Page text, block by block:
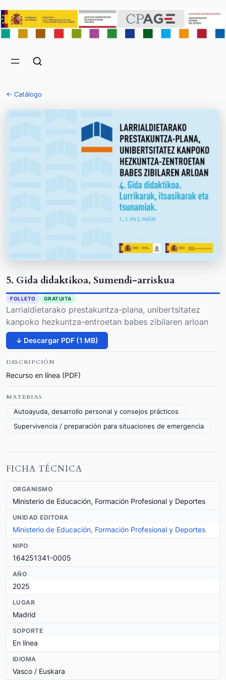
← Catálogo
5. Gida didaktikoa, Sumendi-arriskua
FOLLETO GRATUITA
Larrialdietarako prestakuntza-plana, unibertsitatez
kanpoko hezkuntza-entroetan babes zibilaren arloan
↓ Descargar PDF (1 MB)
DESCRIPCIÓN
Recurso en línea (PDF)
MATERIAS
Autoayuda, desarrollo personal y consejos prácticos
Supervivencia / preparación para situaciones de emergencia
FICHA TÉCNICA
ORGANISMO
Ministerio de Educación, Formación Profesional y Deportes
UNIDAD EDITORA
Ministerio de Educación, Formación Profesional y Deportes
NIPO
164251341-0005
AÑO
2025
LUGAR
Madrid
SOPORTE
En línea
IDIOMA
Vasco / Euskara